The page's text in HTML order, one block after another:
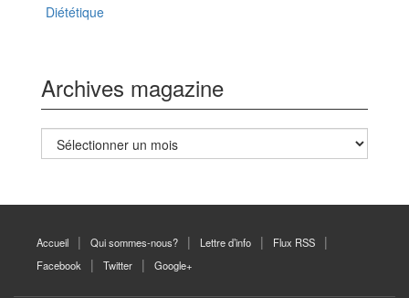
Diététique
Archives magazine
Archives
magazine
Accueil Qui sommes-nous? Lettre d’info
Flux RSS
Facebook
Twitter Google+